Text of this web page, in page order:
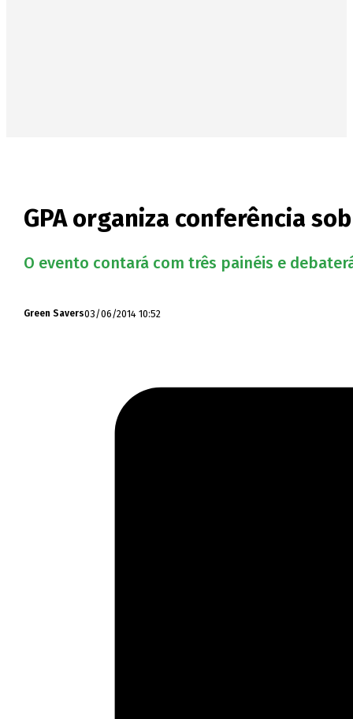
GPA organiza conferência
O evento contará com três painéis e
Green Savers03/06/2014 10:52